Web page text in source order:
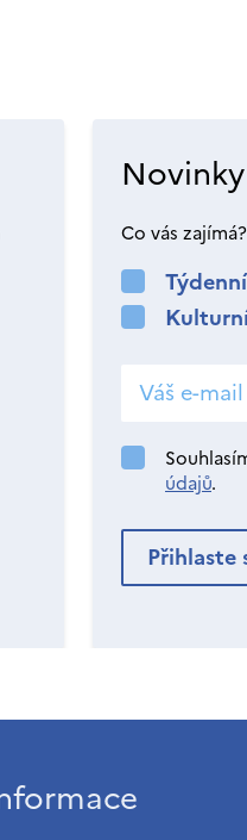
Novinky
Co vás zajímá?
údajů.